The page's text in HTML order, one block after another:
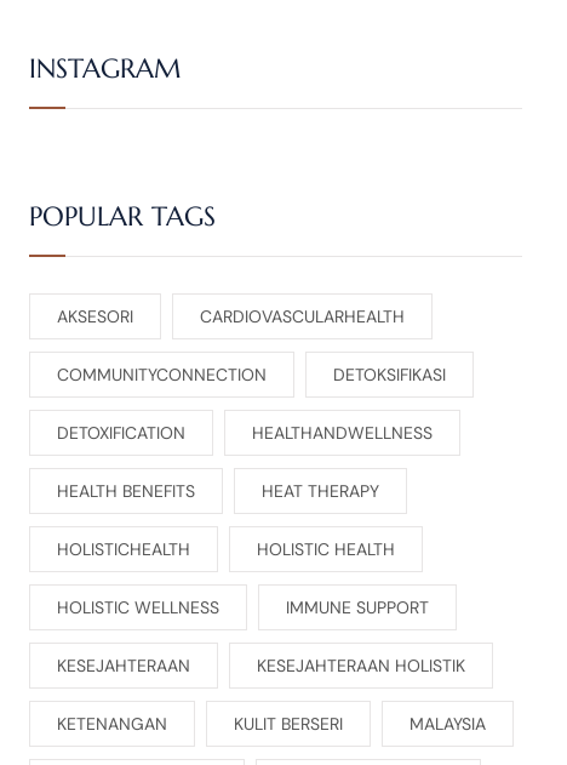
INSTAGRAM
POPULAR TAGS
AKSESORI CARDIOVASCULARHEALTH
COMMUNITYCONNECTION DETOKSIFIKASI
DETOXIFICATION HEALTHANDWELLNESS
HEALTH BENEFITS HEAT THERAPY
HOLISTICHEALTH HOLISTIC HEALTH
HOLISTIC WELLNESS IMMUNE SUPPORT
KESEJAHTERAAN KESEJAHTERAAN HOLISTIK
KETENANGAN KULIT BERSERI MALAYSIA